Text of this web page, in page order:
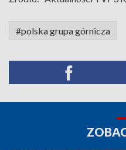
#polska grupa górnicza